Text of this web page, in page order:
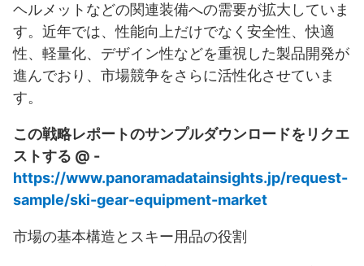
ヘルメットなどの関連装備への需要が拡大していま
す。近年では、性能向上だけでなく安全性、快適
性、軽量化、デザイン性などを重視した製品開発が
進んでおり、市場競争をさらに活性化させていま
す。
この戦略レポートのサンプルダウンロードをリクエ
ストする @ -
https://www.panoramadatainsights.jp/request-
sample/ski-gear-equipment-market
市場の基本構造とスキー用品の役割